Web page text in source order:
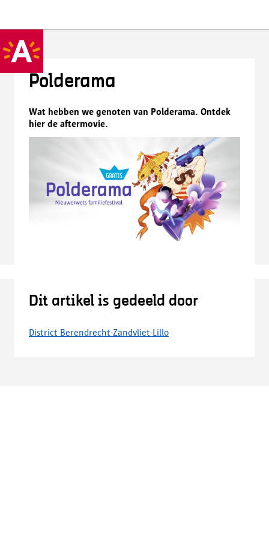
Polderama
Wat hebben we genoten van Polderama. Ontdek
hier de aftermovie.
Dit artikel is gedeeld door
District Berendrecht-Zandvliet-Lillo